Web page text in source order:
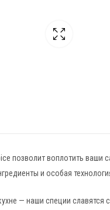
позволит воплотить
и особая
— наши специи